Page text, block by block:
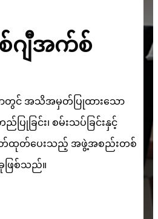
ျီအက်စ်
တွင် အသိအမှတ်ပြုထားသော
ပြုခြင်း၊ စမ်းသပ်ခြင်းနှင့်
တ်ပေးသည့် အဖွဲ့အစည်းတစ်
ဖြစ်သည်။